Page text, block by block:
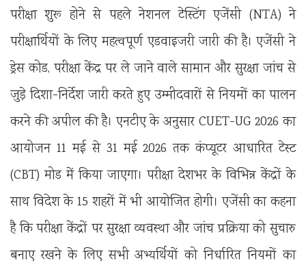
परीक्षा शुरू होने से पहले नेशनल टेस्टिंग एजेंसी (NTA) ने
परीक्षार्थियों के लिए महत्वपूर्ण एडवाइजरी जारी की है। एजेंसी ने
ड्रेस कोड, परीक्षा केंद्र पर ले जाने वाले सामान और सुरक्षा जांच से
जुड़े दिशा-निर्देश जारी करते हुए उम्मीदवारों से नियमों का पालन
करने की अपील की है। एनटीए के अनुसार CUET-UG 2026 का
आयोजन 11 मई से 31 मई 2026 तक कंप्यूटर आधारित टेस्ट
(CBT) मोड में किया जाएगा। परीक्षा देशभर के विभिन्न केंद्रों के
साथ विदेश के 15 शहरों में भी आयोजित होगी। एजेंसी का कहना
है कि परीक्षा केंद्रों पर सुरक्षा व्यवस्था और जांच प्रक्रिया को सुचारु
बनाए रखने के लिए सभी अभ्यर्थियों को निर्धारित नियमों का